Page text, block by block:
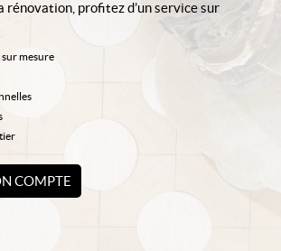
rénovation, profitez d’un service sur
mesure
COMPTE